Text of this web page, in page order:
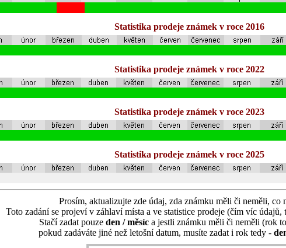
Statistika prodeje známek v roce 2016
Statistika prodeje známek v roce 2022
Statistika prodeje známek v roce 2023
Statistika prodeje známek v roce 2025
Prosím, aktualizujte zde údaj, zda známku měli či neměli, co
Toto zadání se projeví v záhlaví místa a ve statistice prodeje (čím víc údajů,
Stačí zadat pouze den / měsíc a jestli známku měli či neměli (rok
pokud zadáváte jiné než letošní datum, musíte zadat i rok tedy -